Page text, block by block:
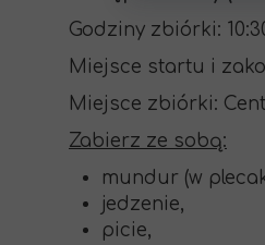
Godziny zbiórki:
Miejsce startu i
Miejsce zbiórki:
Zabierz ze sobą:
mundur (w
jedzenie,
picie,